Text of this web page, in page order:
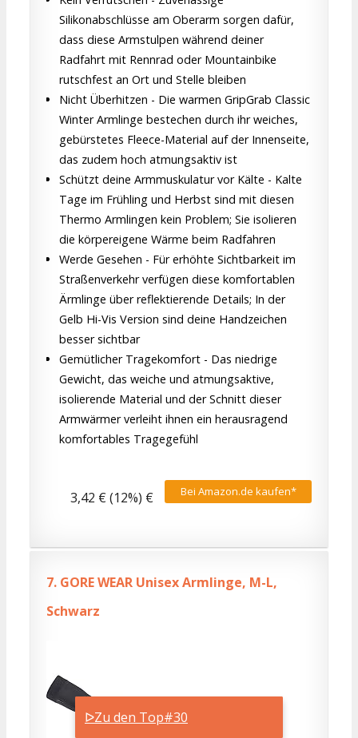
ᐅZu den Top#30
Silikonabschlüsse am Oberarm sorgen dafür,
dass diese Armstulpen während deiner
Radfahrt mit Rennrad oder Mountainbike
rutschfest an Ort und Stelle bleiben
Nicht Überhitzen - Die warmen GripGrab Classic
Winter Armlinge bestechen durch ihr weiches,
gebürstetes Fleece-Material auf der Innenseite,
das zudem hoch atmungsaktiv ist
Schützt deine Armmuskulatur vor Kälte - Kalte
Tage im Frühling und Herbst sind mit diesen
Thermo Armlingen kein Problem; Sie isolieren
die körpereigene Wärme beim Radfahren
Werde Gesehen - Für erhöhte Sichtbarkeit im
Straßenverkehr verfügen diese komfortablen
Ärmlinge über reflektierende Details; In der
Gelb Hi-Vis Version sind deine Handzeichen
besser sichtbar
Gemütlicher Tragekomfort - Das niedrige
Gewicht, das weiche und atmungsaktive,
isolierende Material und der Schnitt dieser
Armwärmer verleiht ihnen ein herausragend
komfortables Tragegefühl
Bei Amazon.de kaufen*
3,42 € (12%) €
7. GORE WEAR Unisex Armlinge, M-L,
Schwarz